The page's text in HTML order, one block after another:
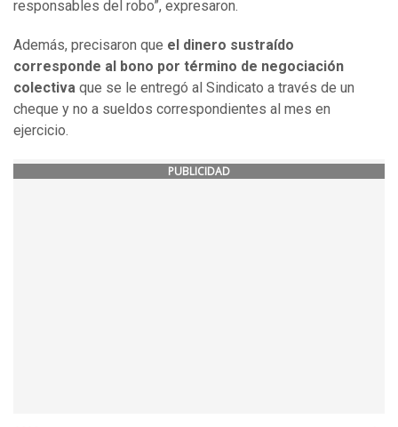
responsables del robo”, expresaron.
Además, precisaron que el dinero sustraído
corresponde al bono por término de negociación
colectiva que se le entregó al Sindicato a través de un
cheque y no a sueldos correspondientes al mes en
ejercicio.
PUBLICIDAD